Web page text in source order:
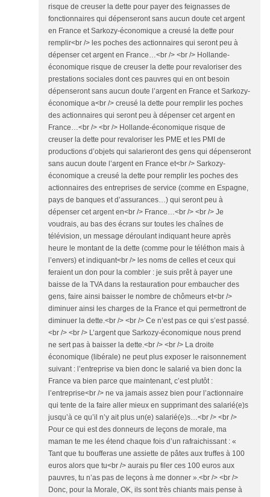
risque de creuser la dette pour payer des feignasses de
fonctionnaires qui dépenseront sans aucun doute cet argent
en France et Sarkozy-économique a creusé la dette pour
remplir<br /> les poches des actionnaires qui seront peu à
dépenser cet argent en France…<br /> <br /> Hollande-
économique risque de creuser la dette pour revaloriser des
prestations sociales dont ces pauvres qui en ont besoin
dépenseront sans aucun doute l’argent en France et Sarkozy-
économique a<br /> creusé la dette pour remplir les poches
des actionnaires qui seront peu à dépenser cet argent en
France…<br /> <br /> Hollande-économique risque de
creuser la dette pour revaloriser les PME et les PMI de
productions d’objets qui salarieront des gens qui dépenseront
sans aucun doute l’argent en France et<br /> Sarkozy-
économique a creusé la dette pour remplir les poches des
actionnaires des entreprises de service (comme en Espagne,
pays de banques et d’assurances…) qui seront peu à
dépenser cet argent en<br /> France…<br /> <br /> Je
voudrais, au bas des écrans sur toutes les chaînes de
télévision, un message déroulant indiquant heure après
heure le montant de la dette (comme pour le téléthon mais à
l’envers) et indiquant<br /> les noms de celles et ceux qui
feraient un don pour la combler : je suis prêt à payer une
baisse de la TVA dans la restauration pour embaucher des
gens, faire ainsi baisser le nombre de chômeurs et<br />
diminuer ainsi les charges de la France et qui permettront de
diminuer la dette.<br /> <br /> Ce n’est pas ce qui s’est passé.
<br /> <br /> L’argent que Sarkozy-économique nous prend
ne sert pas à baisser la dette.<br /> <br /> La droite
économique (libérale) ne peut plus exposer le raisonnement
suivant : l’entreprise va bien donc le salarié va bien donc la
France va bien parce que maintenant, c’est plutôt :
l’entreprise<br /> ne va jamais assez bien pour l’actionnaire
qui tente de la faire aller mieux en supprimant des salarié(e)s
jusqu’à ce qu’il n’y ait plus un(e) salarié(e)s…<br /> <br />
Pour ce qui est des donneurs de leçons de morale, ma
maman te me les étend chaque fois d’un rafraichissant : «
Tant que tu boufferas une assiette de pâtes aux truffes à 100
euros alors que tu<br /> aurais pu filer ces 100 euros aux
pauvres, tu n’as pas de leçons à me donner ».<br /> <br />
Donc, pour la Morale, OK, ils sont très chiants mais pense à